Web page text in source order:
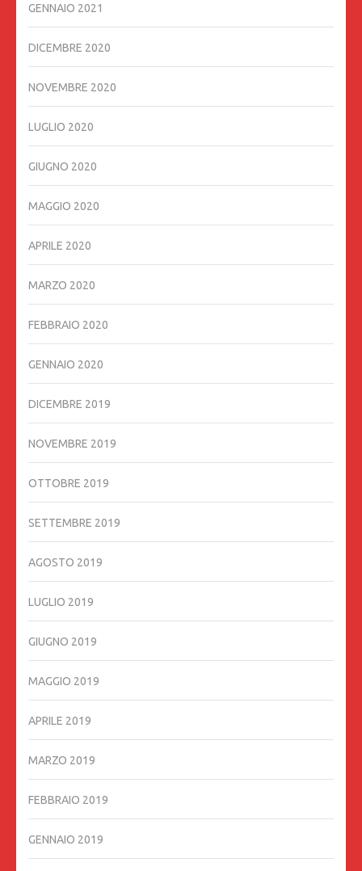
GENNAIO 2021
DICEMBRE 2020
NOVEMBRE 2020
LUGLIO 2020
GIUGNO 2020
MAGGIO 2020
APRILE 2020
MARZO 2020
FEBBRAIO 2020
GENNAIO 2020
DICEMBRE 2019
NOVEMBRE 2019
OTTOBRE 2019
SETTEMBRE 2019
AGOSTO 2019
LUGLIO 2019
GIUGNO 2019
MAGGIO 2019
APRILE 2019
MARZO 2019
FEBBRAIO 2019
GENNAIO 2019